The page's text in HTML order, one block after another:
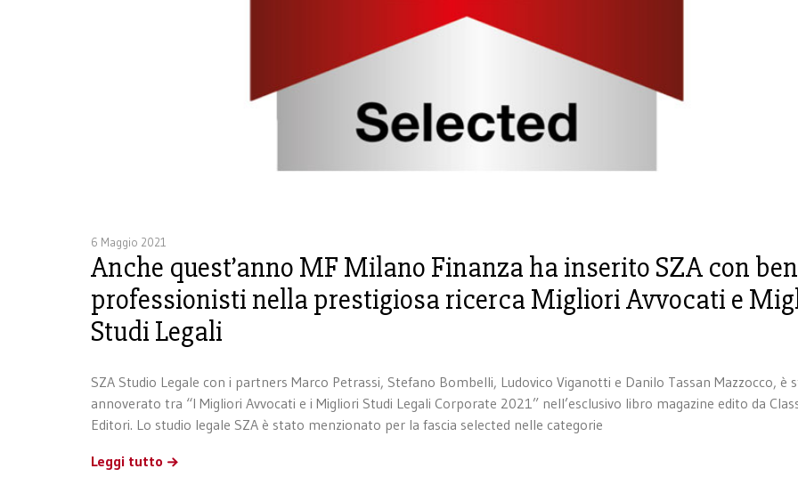
6 Maggio 2021
Anche quest’anno MF Milano Finanza ha inserito SZA con
professionisti nella prestigiosa ricerca Migliori Avvocati e
Studi Legali
SZA Studio Legale con i partners Marco Petrassi, Stefano Bombelli, Ludovico Viganotti e Danilo Tassan Mazzocco, è
annoverato tra “I Migliori Avvocati e i Migliori Studi Legali Corporate 2021” nell’esclusivo libro magazine edito da
Editori. Lo studio legale SZA è stato menzionato per la fascia selected nelle categorie
Leggi tutto